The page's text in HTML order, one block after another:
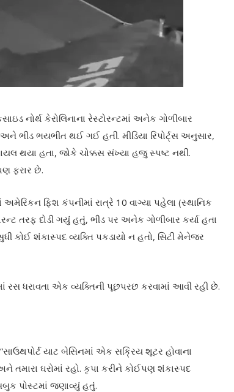
નોર્થ કેરોલિનાના રેસ્ટોરન્ટમાં અનેક ગોળીબાર
ભીડ ભયભીત થઈ ગઈ હતી. મીડિયા રિપોર્ટ્સ અનુસાર,
થયા હતા, જોકે ચોક્કસ સંખ્યા હજુ સ્પષ્ટ નથી.
ફરાર છે.
ફિશ કંપનીમાં રાત્રે 10 વાગ્યા પહેલા (સ્થાનિક
તરફ દોડી ગયું હતું, ભીડ પર અનેક ગોળીબાર કર્યા હતા
કોઈ શંકાસ્પદ વ્યક્તિ પકડાયો ન હતો, સિટી મેનેજર
ધરાવતા એક વ્યક્તિની પૂછપરછ કરવામાં આવી રહી છે.
યાટ બેસિનમાં એક સક્રિય શૂટર હોવાના
તમારા ઘરોમાં રહો. કૃપા કરીને કોઈપણ શંકાસ્પદ
પોસ્ટમાં જણાવ્યું હતું.